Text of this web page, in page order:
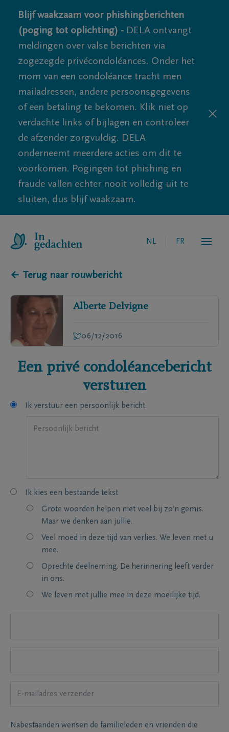
Blijf waakzaam voor phishingberichten
(poging tot oplichting) - DELA ontvangt
meldingen over valse berichten via
zogezegde privécondoléances. Onder het
mom van een condoléance tracht men
mailadressen, andere persoonsgegevens
of een betaling te bekomen. Klik niet op
verdachte links of bijlagen en controleer
de afzender zorgvuldig. DELA
onderneemt meerdere acties om dit te
voorkomen. Pogingen tot phishing en
fraude vallen echter nooit volledig uit te
sluiten, dus blijf waakzaam.
NL FR
← Terug naar rouwbericht
Alberte Delvigne
06/12/2016
Een privé condoléancebericht
versturen
Ik verstuur een persoonlijk bericht.
Ik kies een bestaande tekst
Grote woorden helpen niet veel bij zo’n gemis.
Maar we denken aan jullie.
Veel moed in deze tijd van verlies. We leven met u
mee.
Oprechte deelneming. De herinnering leeft verder
in ons.
We leven met jullie mee in deze moeilijke tijd.
Nabestaanden wensen de familieleden en vrienden die